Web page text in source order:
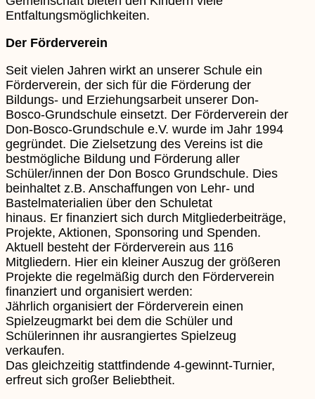
Entfaltungsmöglichkeiten.
Der Förderverein
Seit vielen Jahren wirkt an unserer Schule ein
Förderverein, der sich für die Förderung der
Bildungs- und Erziehungsarbeit unserer Don-
Bosco-Grundschule einsetzt. Der Förderverein der
Don-Bosco-Grundschule e.V. wurde im Jahr 1994
gegründet. Die Zielsetzung des Vereins ist die
bestmögliche Bildung und Förderung aller
Schüler/innen der Don Bosco Grundschule. Dies
beinhaltet z.B. Anschaffungen von Lehr- und
Bastelmaterialien über den Schuletat
hinaus. Er finanziert sich durch Mitgliederbeiträge,
Projekte, Aktionen, Sponsoring und Spenden.
Aktuell besteht der Förderverein aus 116
Mitgliedern. Hier ein kleiner Auszug der größeren
Projekte die regelmäßig durch den Förderverein
finanziert und organisiert werden:
Jährlich organisiert der Förderverein einen
Spielzeugmarkt bei dem die Schüler und
Schülerinnen ihr ausrangiertes Spielzeug
verkaufen.
Das gleichzeitig stattfindende 4-gewinnt-Turnier,
erfreut sich großer Beliebtheit.